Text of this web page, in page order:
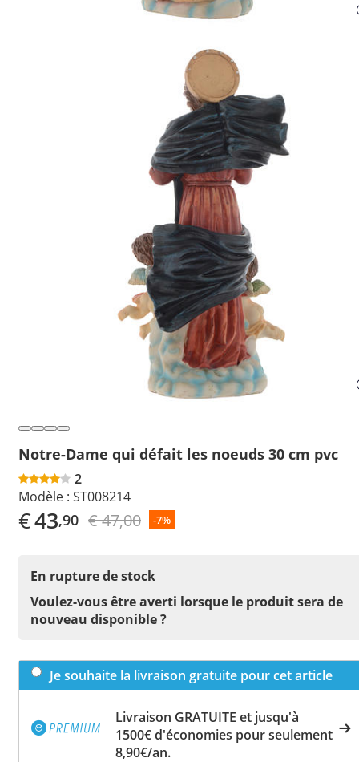
Notre-Dame qui défait les noeuds 30 cm pvc
2
Modèle : ST008214
€43,90 € 47,00 -7%
En rupture de stock
Voulez-vous être averti lorsque le produit sera de
nouveau disponible ?
Je souhaite la livraison gratuite pour cet article
Livraison GRATUITE et jusqu'à
1500€ d'économies pour seulement
8,90€/an.